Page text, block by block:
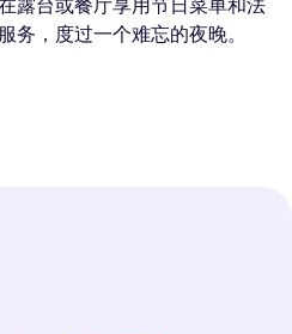
务，度过一个难忘的夜晚。